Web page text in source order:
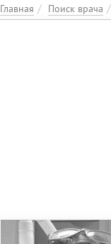
Главная Поиск врача